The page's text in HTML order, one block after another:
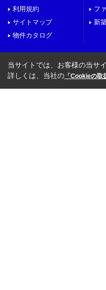
利用規約
サイトマップ
物件カタログ
フ
新
当サイトでは、お客様の当サ
詳しくは、当社の 「Cookieの取